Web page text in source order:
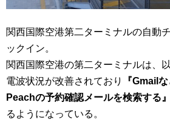
関西国際空港第二ターミナルの自動
ックイン。
関西国際空港の第二ターミナルは、
電波状況が改善されており
『Gmail
Peachの予約確認メールを検索する』
るようになっている。